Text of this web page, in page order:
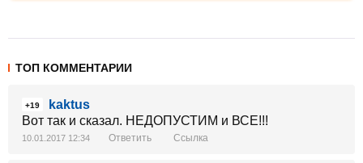
ТОП КОММЕНТАРИИ
+19
kaktus
Вот так и сказал. НЕДОПУСТИМ и ВСЕ!!!
10.01.2017 12:34 Ответить Ссылка